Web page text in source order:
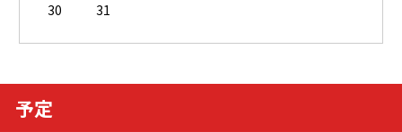
30
31
予定